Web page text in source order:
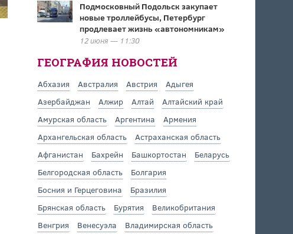
Подмосковный Подольск закупает
новые троллейбусы, Петербург
продлевает жизнь «автономникам»
12 июня — 11:30
ГЕОГРАФИЯ НОВОСТЕЙ
Абхазия Австралия Австрия
Адыгея
Азербайджан
Алжир Алтай
Алтайский край
Амурская область
Аргентина
Армения
Архангельская область
Астраханская область
Афганистан
Бахрейн Башкортостан
Беларусь
Белгородская область
Болгария
Босния и Герцеговина
Бразилия
Брянская область
Бурятия
Великобритания
Венгрия
Венесуэла
Владимирская область